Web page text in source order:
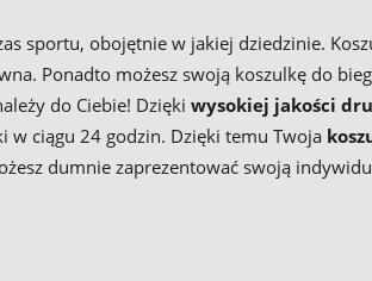
sportu, obojętnie w jakiej dziedzinie.
Ponadto możesz swoją koszulkę do
do Ciebie! Dzięki wysokiej jakości
w ciągu 24 godzin. Dzięki temu Twoja
dumnie zaprezentować swoją